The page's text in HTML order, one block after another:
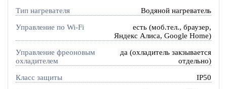
Тип нагревателя Водяной нагреватель
Управление по Wi-Fi
есть (моб.тел., браузер,
Яндекс Алиса, Google Home)
Управление фреоновым
охладителем
да (охладитель закзывается
отдельно)
Класс защиты IP50